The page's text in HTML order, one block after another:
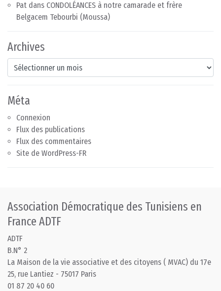
Pat dans CONDOLÉANCES à notre camarade et frère
Belgacem Tebourbi (Moussa)
Archives
Archives
Méta
Connexion
Flux des publications
Flux des commentaires
Site de WordPress-FR
Association Démocratique des Tunisiens en
France ADTF
ADTF
B.N° 2
La Maison de la vie associative et des citoyens ( MVAC) du 17e
25, rue Lantiez - 75017 Paris
01 87 20 40 60